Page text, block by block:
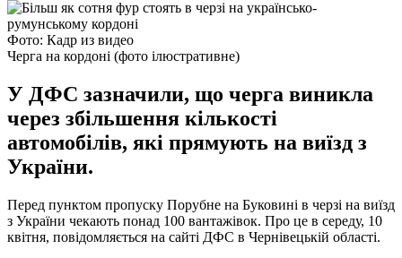
Фото: Кадр из видео
Черга на кордоні (фото ілюстративне)
У ДФС зазначили, що черга виникла
через збільшення кількості
автомобілів, які прямують на виїзд з
України.
Перед пунктом пропуску Порубне на Буковині в черзі на виїзд
з України чекають понад 100 вантажівок. Про це в середу, 10
квітня, повідомляється на сайті ДФС в Чернівецькій області.